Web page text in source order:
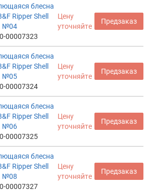
блесна
Ripper Shell
№04
00007323
Цену
уточняйте
Предзаказ
блесна
Ripper Shell
№05
00007324
Цену
уточняйте
Предзаказ
блесна
Ripper Shell
№06
00007325
Цену
уточняйте
Предзаказ
блесна
Ripper Shell
№08
00007327
Цену
уточняйте
Предзаказ